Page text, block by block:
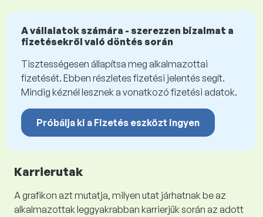
A vállalatok számára - szerezzen bizalmat a
fizetésekről való döntés során
Tisztességesen állapítsa meg alkalmazottai
fizetését. Ebben részletes fizetési jelentés segít.
Mindig kéznél lesznek a vonatkozó fizetési adatok.
Próbálja ki a Fizetés eszközt ingyen
Karrierutak
A grafikon azt mutatja, milyen utat járhatnak be az
alkalmazottak leggyakrabban karrierjük során az adott